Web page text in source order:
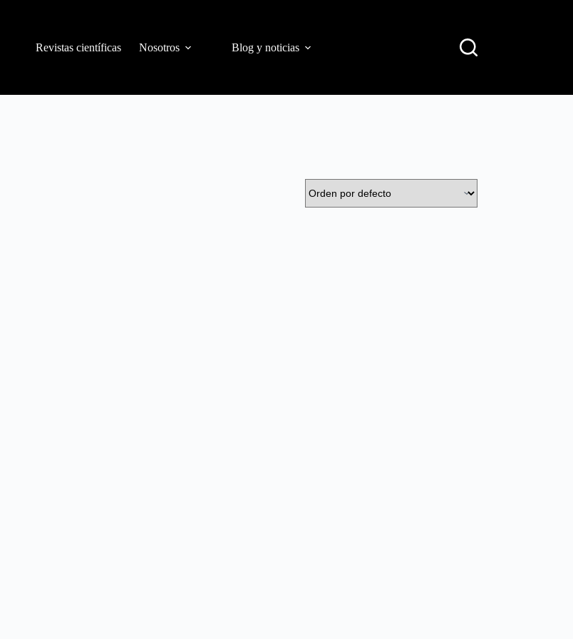
Revistas científicas Nosotros Blog y noticias